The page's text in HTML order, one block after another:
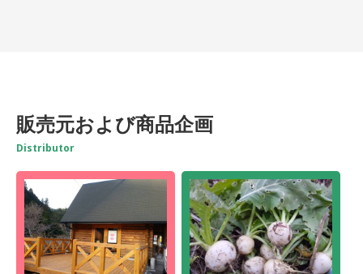
販売元および商品企画
Distributor